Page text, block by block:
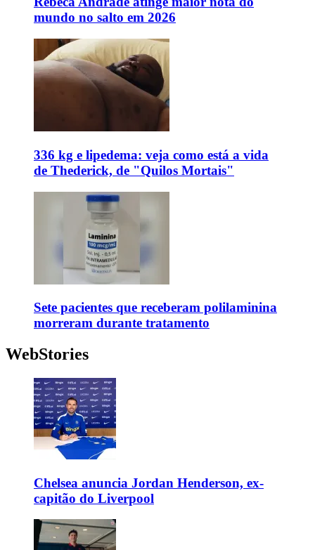
mundo no salto em 2026
336 kg e lipedema: veja como está a vida
de Thederick, de "Quilos Mortais"
Sete pacientes que receberam polilaminina
morreram durante tratamento
WebStories
Chelsea anuncia Jordan Henderson, ex-
capitão do Liverpool